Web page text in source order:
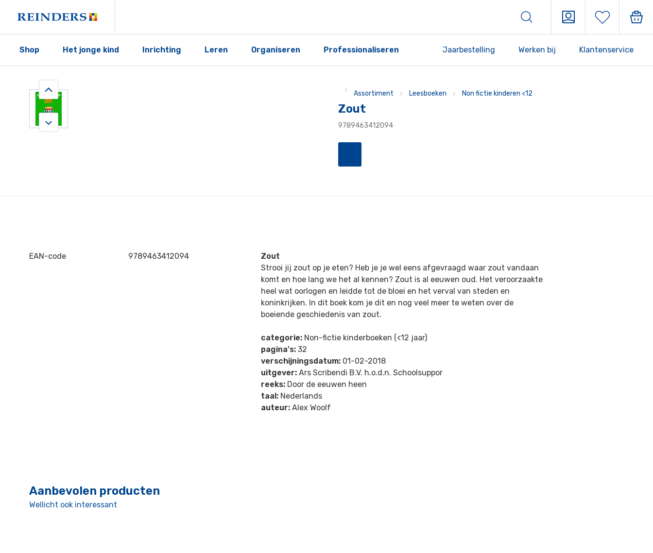
Shop Het jonge kind Inrichting Leren Organiseren Professionaliseren Jaarbestelling Werken bij Klantenservice
Assortiment Leesboeken Non fictie kinderen <12
Zout
9789463412094
EAN-code 9789463412094
Zout
Strooi jij zout op je eten? Heb je je wel eens afgevraagd waar zout vandaan
komt en hoe lang we het al kennen? Zout is al eeuwen oud. Het veroorzaakte
heel wat oorlogen en leidde tot de bloei en het verval van steden en
koninkrijken. In dit boek kom je dit en nog veel meer te weten over de
boeiende geschiedenis van zout.
categorie: Non-fictie kinderboeken (<12 jaar)
pagina's: 32
verschijningsdatum: 01-02-2018
uitgever: Ars Scribendi B.V. h.o.d.n. Schoolsuppor
reeks: Door de eeuwen heen
taal: Nederlands
auteur: Alex Woolf
Aanbevolen producten
Wellicht ook interessant